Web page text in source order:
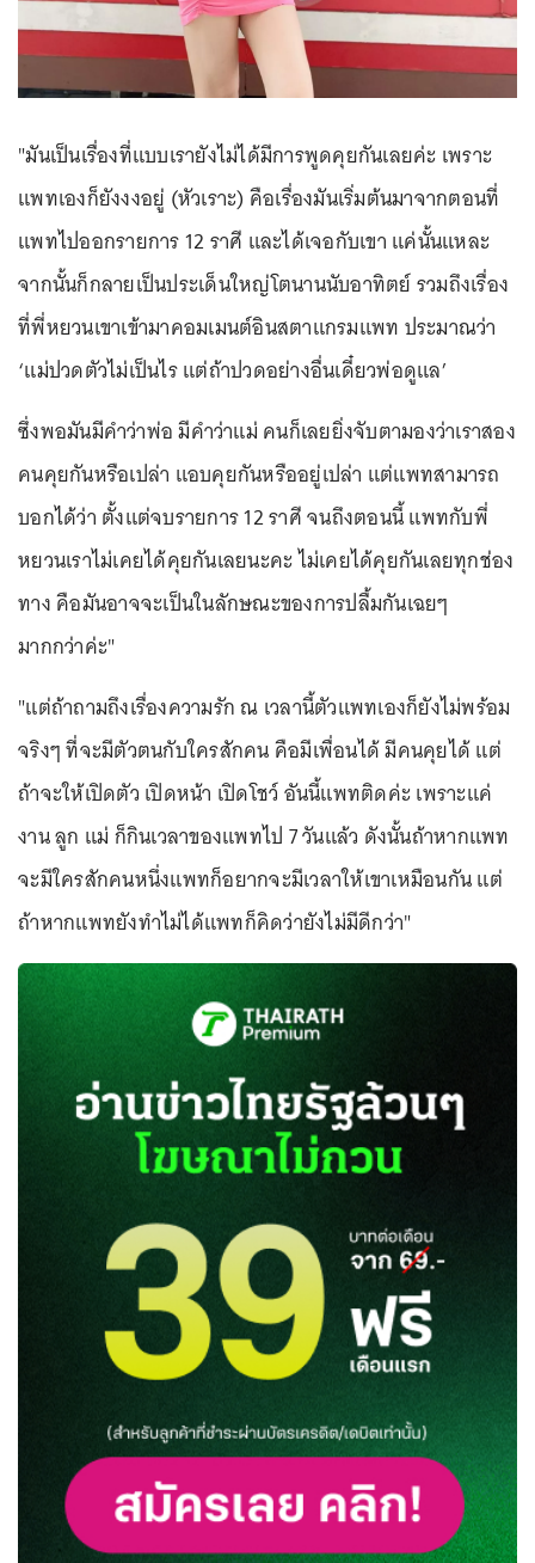
"มันเป็นเรื่องที่แบบเรายังไม่ได้มีการพูดคุยกันเลยค่ะ เพราะ
แพทเองก็ยังงงอยู่ (หัวเราะ) คือเรื่องมันเริ่มต้นมาจากตอนที่
แพทไปออกรายการ 12 ราศี และได้เจอกับเขา แค่นั้นแหละ
จากนั้นก็กลายเป็นประเด็นใหญ่โตนานนับอาทิตย์ รวมถึงเรื่อง
ที่พี่หยวนเขาเข้ามาคอมเมนต์อินสตาแกรมแพท ประมาณว่า
‘แม่ปวดตัวไม่เป็นไร แต่ถ้าปวดอย่างอื่นเดี๋ยวพ่อดูแล’
ซึ่งพอมันมีคำว่าพ่อ มีคำว่าแม่ คนก็เลยยิ่งจับตามองว่าเราสอง
คนคุยกันหรือเปล่า แอบคุยกันหรืออยู่เปล่า แต่แพทสามารถ
บอกได้ว่า ตั้งแต่จบรายการ 12 ราศี จนถึงตอนนี้ แพทกับพี่
หยวนเราไม่เคยได้คุยกันเลยนะคะ ไม่เคยได้คุยกันเลยทุกช่อง
ทาง คือมันอาจจะเป็นในลักษณะของการปลื้มกันเฉยๆ
มากกว่าค่ะ"
"แต่ถ้าถามถึงเรื่องความรัก ณ เวลานี้ตัวแพทเองก็ยังไม่พร้อม
จริงๆ ที่จะมีตัวตนกับใครสักคน คือมีเพื่อนได้ มีคนคุยได้ แต่
ถ้าจะให้เปิดตัว เปิดหน้า เปิดโชว์ อันนี้แพทติดค่ะ เพราะแค่
งาน ลูก แม่ ก็กินเวลาของแพทไป 7 วันแล้ว ดังนั้นถ้าหากแพท
จะมีใครสักคนหนึ่งแพทก็อยากจะมีเวลาให้เขาเหมือนกัน แต่
ถ้าหากแพทยังทำไม่ได้แพทก็คิดว่ายังไม่มีดีกว่า"